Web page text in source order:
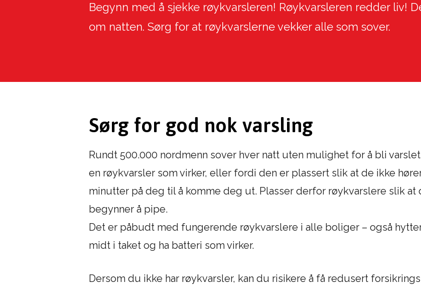
Begynn med å sjekke røykvarsleren! Røykvarsleren redder liv!
om natten. Sørg for at røykvarslerne vekker alle som sover.
Sørg for god nok varsling
Rundt 500.000 nordmenn sover hver natt uten mulighet for å bli
en røykvarsler som virker, eller fordi den er plassert slik at de ikke
minutter på deg til å komme deg ut. Plasser derfor røykvarslere slik
begynner å pipe.
Det er påbudt med fungerende røykvarslere i alle boliger – også
midt i taket og ha batteri som virker.
Dersom du ikke har røykvarsler, kan du risikere å få redusert